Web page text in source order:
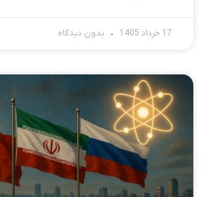
17 خرداد 1405 بدون دیدگاه